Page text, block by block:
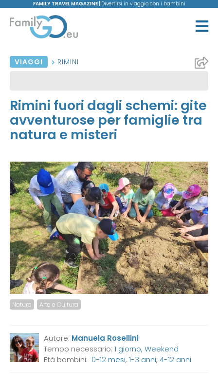
FAMILY TRAVEL MAGAZINE | Divertirsi in viaggio con i bambini
VIAGGI RIMINI
Rimini fuori dagli schemi: gite
avventurose per famiglie tra
natura e misteri
Natura Arte e Cultura
Autore: Manuela Rosellini
Tempo necessario: 1 giorno, Weekend
Età bambini: 0-12 mesi, 1-3 anni, 4-12 anni